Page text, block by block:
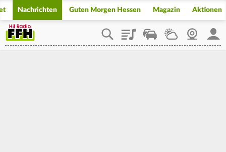
Nachrichten Guten Morgen Hessen Magazin Aktionen
PlaylistStaupilotWetterWebcam